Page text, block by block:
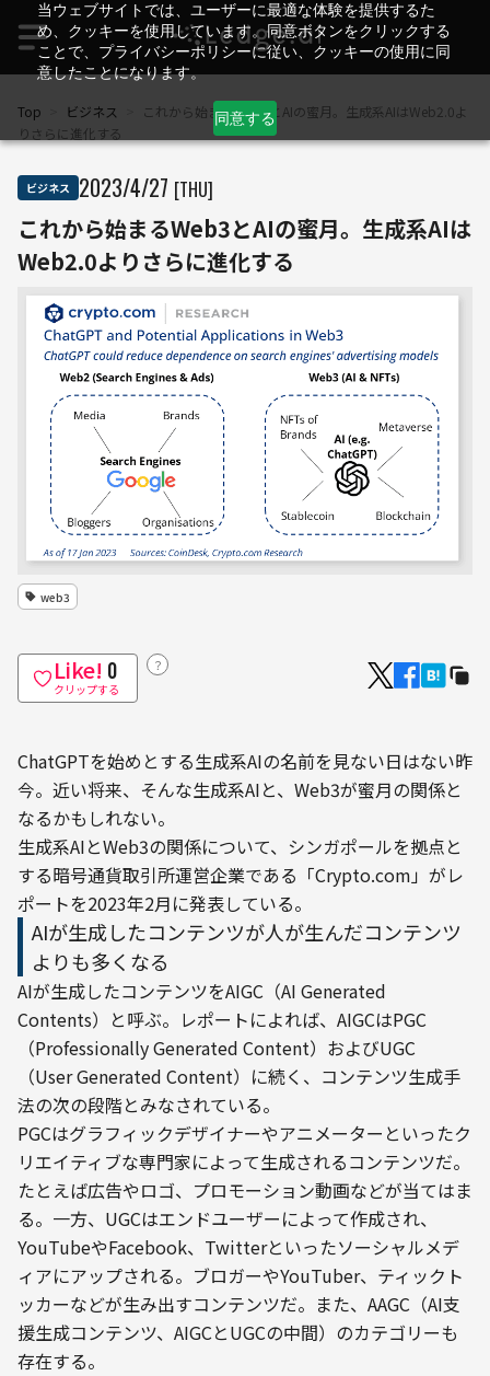
当ウェブサイトでは、ユーザーに最適な体験を提供するた
め、クッキーを使用しています。同意ボタンをクリックする
ことで、プライバシーポリシーに従い、クッキーの使用に同
意したことになります。
同意する
Top ビジネス
これから始まるWeb3とAIの蜜月。生成系AIはWeb2.0よ
りさらに進化する
ビジネス 2023/4/27 [THU]
これから始まるWeb3とAIの蜜月。生成系AIは
Web2.0よりさらに進化する
web3
Like! 0
クリップする
？
ChatGPTを始めとする生成系AIの名前を見ない日はない昨
今。近い将来、そんな生成系AIと、Web3が蜜月の関係と
なるかもしれない。
生成系AIとWeb3の関係について、シンガポールを拠点と
する暗号通貨取引所運営企業である「Crypto.com」がレ
ポートを2023年2月に発表している。
AIが生成したコンテンツが人が生んだコンテンツ
よりも多くなる
AIが生成したコンテンツをAIGC（AI Generated
Contents）と呼ぶ。レポートによれば、AIGCはPGC
（Professionally Generated Content）およびUGC
（User Generated Content）に続く、コンテンツ生成手
法の次の段階とみなされている。
PGCはグラフィックデザイナーやアニメーターといったク
リエイティブな専門家によって生成されるコンテンツだ。
たとえば広告やロゴ、プロモーション動画などが当てはま
る。一方、UGCはエンドユーザーによって作成され、
YouTubeやFacebook、Twitterといったソーシャルメデ
ィアにアップされる。ブロガーやYouTuber、ティックト
ッカーなどが生み出すコンテンツだ。また、AAGC（AI支
援生成コンテンツ、AIGCとUGCの中間）のカテゴリーも
存在する。